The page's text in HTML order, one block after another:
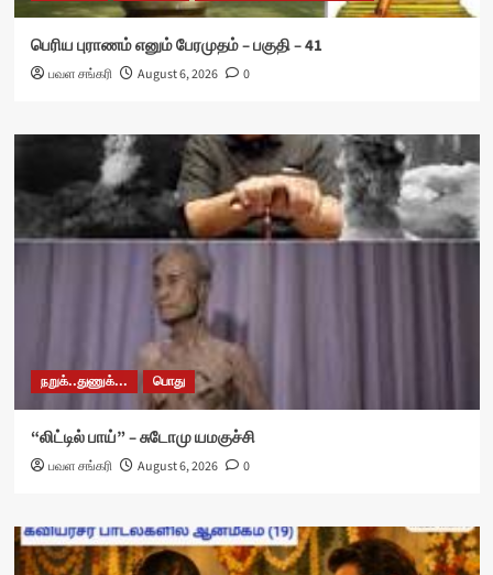
பெரிய புராணம் எனும் பேரமுதம் – பகுதி – 41
பவள சங்கரி August 6, 2026 0
நறுக்..துணுக்... பொது
“லிட்டில் பாய்” – சுடோமு யமகுச்சி
பவள சங்கரி August 6, 2026 0